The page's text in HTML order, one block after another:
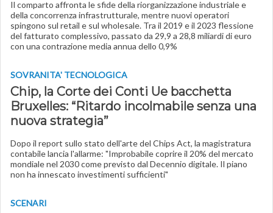
Il comparto affronta le sfide della riorganizzazione industriale e
della concorrenza infrastrutturale, mentre nuovi operatori
spingono sul retail e sul wholesale. Tra il 2019 e il 2023 flessione
del fatturato complessivo, passato da 29,9 a 28,8 miliardi di euro
con una contrazione media annua dello 0,9%
SOVRANITA' TECNOLOGICA
Chip, la Corte dei Conti Ue bacchetta
Bruxelles: “Ritardo incolmabile senza una
nuova strategia”
Dopo il report sullo stato dell'arte del Chips Act, la magistratura
contabile lancia l'allarme: "Improbabile coprire il 20% del mercato
mondiale nel 2030 come previsto dal Decennio digitale. Il piano
non ha innescato investimenti sufficienti"
SCENARI